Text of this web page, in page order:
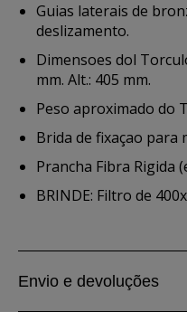
Guias laterais de
deslizamento.
Dimensoes dol
mm. Alt.: 405 mm.
Peso aproximado do
Brida de fixaçao para
Prancha Fibra Rigida
BRINDE: Filtro de
Envio e devoluções